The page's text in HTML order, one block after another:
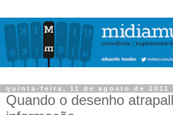
quinta-feira, 11 de agosto de 2011
Quando o desenho